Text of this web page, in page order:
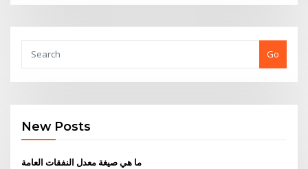
Go
New Posts
ما هي صيغة معدل النفقات العامة